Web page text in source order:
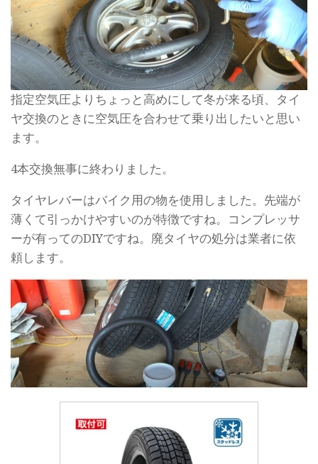
指定空気圧よりちょっと高めにして冬が来る頃、タイ
ヤ交換のときに空気圧を合わせて乗り出したいと思い
ます。
4本交換無事に終わりました。
タイヤレバーはバイク用の物を使用しました。先端が
薄くて引っかけやすいのが特徴ですね。コンプレッサ
ーが有ってのDIYですね。廃タイヤの処分は業者に依
頼します。